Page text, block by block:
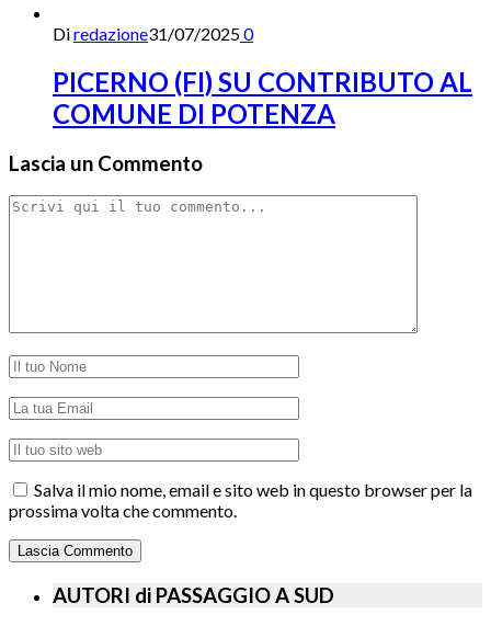
Diredazione31/07/20250
PICERNO (FI) SU CONTRIBUTO AL
COMUNE DI POTENZA
Lascia un Commento
Salva il mio nome, email e sito web in questo browser per la
prossima volta che commento.
AUTORI di PASSAGGIO A SUD